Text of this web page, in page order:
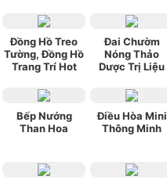
Đồng Hồ Treo
Tường, Đồng Hồ
Trang Trí Hot
Đai Chườm
Nóng Thảo
Dược Trị Liệu
Bếp Nướng
Than Hoa
Điều Hòa Mini
Thông Minh